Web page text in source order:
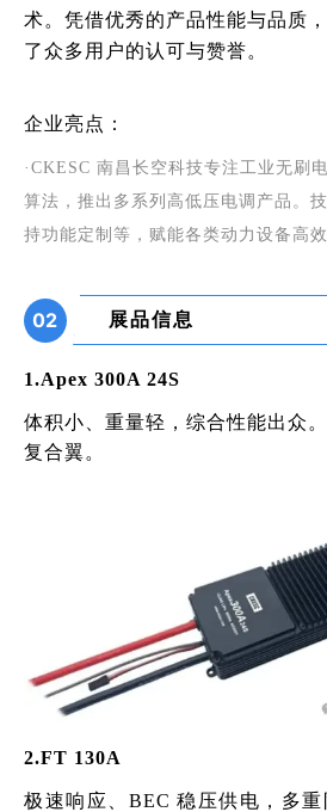
术。凭借优秀的产品性能与品质
了众多用户的认可与赞誉。
企业亮点 ：
·CKESC 南昌长空科技专注工业无刷
算法，推出多系列高低压电调产品。
持功能定制等，赋能各类动力设备高效
02 展品信息
1.Apex 300A 24S
体积小、重量轻，综合性能出众
复合翼。
2.FT 130A
极速响应、BEC 稳压供电，多